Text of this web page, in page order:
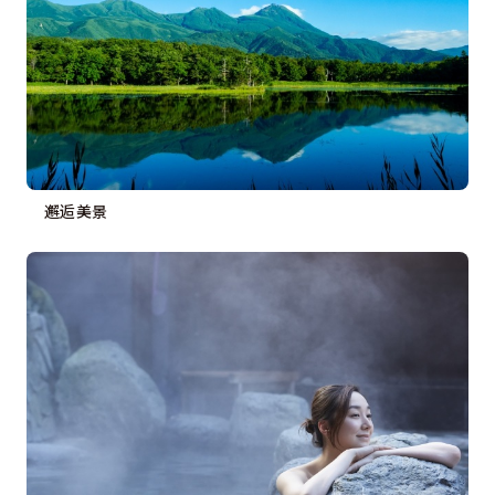
收藏
Face
book
Insta
gram
YouT
ube
Insta
gram
Face
book
图库影集
视频
使用条款
链接
邂逅美景